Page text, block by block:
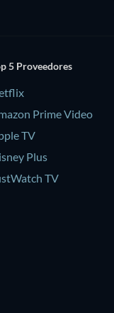
5 Proveedores
Prime Video
TV
Plus
TV